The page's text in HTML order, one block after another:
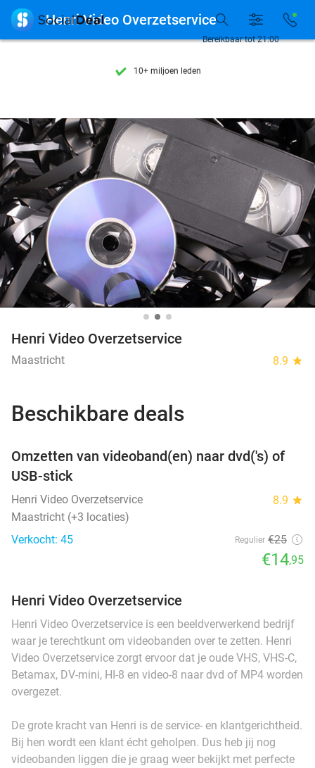
7 dagen per week beschikbaar
7 dagen per week beschikbaar
10+ miljoen leden
Bereikbaar tot 21:00
 Henri Video Overzetservice
Henri Video Overzetservice
Maastricht 8.9 star
Beschikbare deals
Omzetten van videoband(en) naar dvd('s) of
USB-stick
Henri Video Overzetservice 8.9 star
Maastricht (+3 locaties)
Verkocht: 45
Regulier €25
€14,95
Henri Video Overzetservice
Henri Video Overzetservice is een beeldverwerkend bedrijf
waar je terechtkunt om videobanden over te zetten. Henri
Video Overzetservice zorgt ervoor dat je oude VHS, VHS-C,
Betamax, DV-mini, HI-8 en video-8 naar dvd of MP4 worden
overgezet.
De grote kracht van Henri is de service- en klantgerichtheid.
Bij hen wordt een klant écht geholpen. Dus heb jij nog
videobanden liggen die je graag weer bekijkt met perfecte